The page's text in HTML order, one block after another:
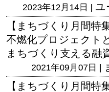
2023年12月14日 | ユ
【まちづくり月間特
不燃化プロジェクト
まちづくり支える融
2021年09月07日 |
【まちづくり月間特